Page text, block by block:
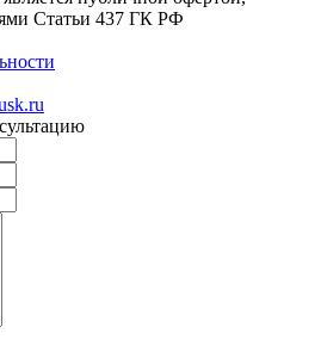
Статьи 437 ГК РФ